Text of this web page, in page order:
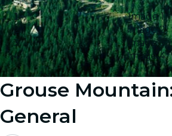
Image 1
Image 2
Image 3
Image 4
Grouse
General